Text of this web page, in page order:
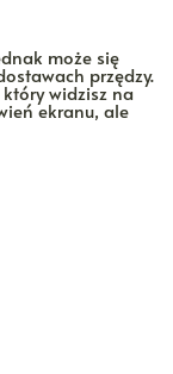
może się
przędzy.
widzisz na
ekranu, ale